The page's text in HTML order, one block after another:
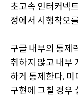
초고속 인터커넥
정에서 시행착오
구글 내부의 통제
취하지 않고 내부
하게 통제한다.
구현에 그칠 경우